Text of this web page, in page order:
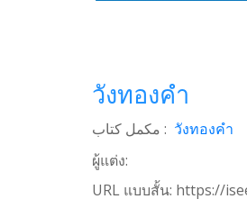
วังทองคำ
مکمل کتاب : วังทองคำ
ผู้แต่ง:
URL แบบสั้น: https://
Facebook
WhatsApp